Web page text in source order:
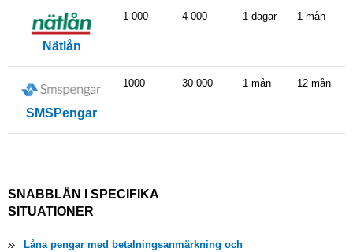
Nätlån
1 000 4 000 1 dagar 1 mån
SMSPengar
1000 30 000 1 mån 12 mån
SNABBLÅN I SPECIFIKA
SITUATIONER
Låna pengar med betalningsanmärkning och